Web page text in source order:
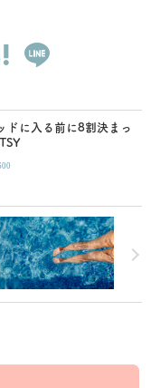
ドに入る前に8割決まっ